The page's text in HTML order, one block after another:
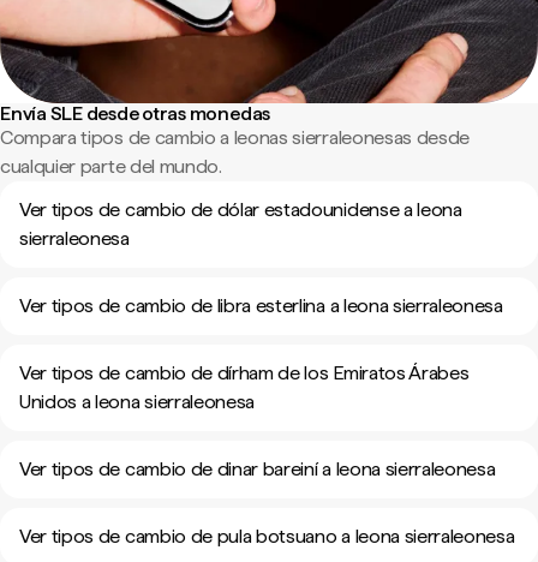
Envía SLE desde otras monedas
Compara tipos de cambio a leonas sierraleonesas desde
cualquier parte del mundo.
Ver tipos de cambio de dólar estadounidense a leona
sierraleonesa
Ver tipos de cambio de libra esterlina a leona sierraleonesa
Ver tipos de cambio de dírham de los Emiratos Árabes
Unidos a leona sierraleonesa
Ver tipos de cambio de dinar bareiní a leona sierraleonesa
Ver tipos de cambio de pula botsuano a leona sierraleonesa